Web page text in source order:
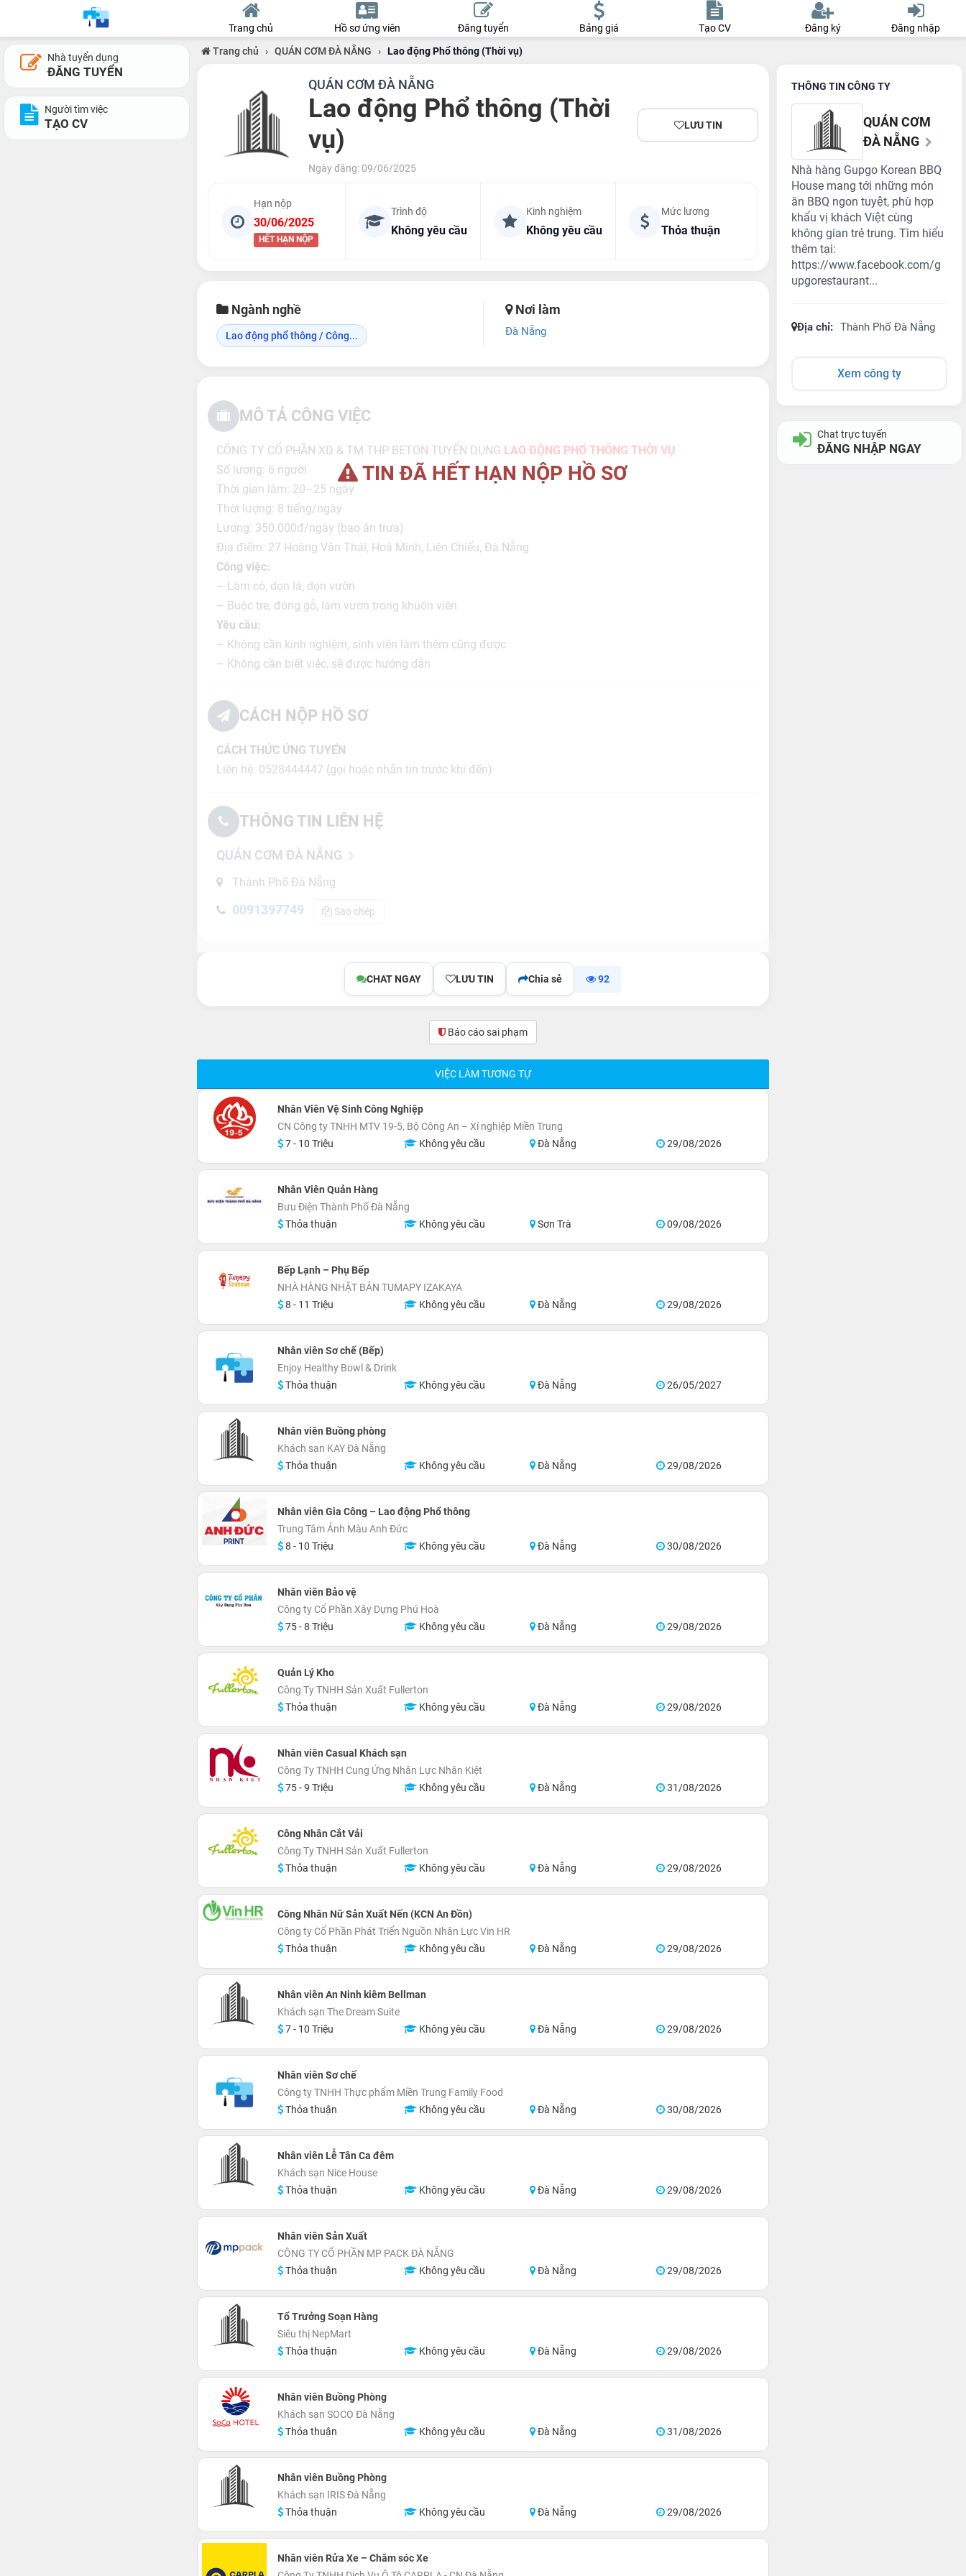
Trang chủ Hồ sơ ứng viên Đăng tuyển Bảng giá Tạo CV Đăng ký Đăng nhập
Nhà tuyển dụng
ĐĂNG TUYỂN
Người tìm việc
TẠO CV
Trang chủ › QUÁN CƠM ĐÀ NẴNG › Lao động Phổ thông (Thời vụ)
QUÁN CƠM ĐÀ NẴNG
Lao động Phổ thông (Thời
vụ)
Ngày đăng: 09/06/2025
LƯU TIN
Hạn nộp
30/06/2025
HẾT HẠN NỘP
Trình độ
Không yêu cầu
Kinh nghiệm
Không yêu cầu
Mức lương
Thỏa thuận
Ngành nghề
Lao động phổ thông / Công...
Nơi làm
Đà Nẵng
TIN ĐÃ HẾT HẠN NỘP HỒ SƠ
MÔ TẢ CÔNG VIỆC
CÔNG TY CỔ PHẦN XD & TM THP BETON TUYỂN DỤNG LAO ĐỘNG PHỔ THÔNG THỜI VỤ
Số lượng: 6 người
Thời gian làm: 20–25 ngày
Thời lượng: 8 tiếng/ngày
Lương: 350.000đ/ngày (bao ăn trưa)
Địa điểm: 27 Hoàng Văn Thái, Hoà Minh, Liên Chiểu, Đà Nẵng
Công việc:
– Làm cỏ, dọn lá, dọn vườn
– Buộc tre, đóng gỗ, làm vườn trong khuôn viên
Yêu cầu:
– Không cần kinh nghiệm, sinh viên làm thêm cũng được
– Không cần biết việc, sẽ được hướng dẫn
CÁCH NỘP HỒ SƠ
CÁCH THỨC ỨNG TUYỂN
Liên hệ: 0528444447 (gọi hoặc nhắn tin trước khi đến)
THÔNG TIN LIÊN HỆ
QUÁN CƠM ĐÀ NẴNG
Thành Phố Đà Nẵng
0091397749 Sao chép
CHAT NGAY LƯU TIN Chia sẻ 92
Báo cáo sai phạm
VIỆC LÀM TƯƠNG TỰ
Nhân Viên Vệ Sinh Công Nghiệp
CN Công ty TNHH MTV 19-5, Bộ Công An – Xí nghiệp Miền Trung
7 - 10 Triệu
Không yêu cầu Đà Nẵng 29/08/2026
Nhân Viên Quản Hàng
Bưu Điện Thành Phố Đà Nẵng
Thỏa thuận
Không yêu cầu Sơn Trà 09/08/2026
Bếp Lạnh – Phụ Bếp
NHÀ HÀNG NHẬT BẢN TUMAPY IZAKAYA
8 - 11 Triệu
Không yêu cầu Đà Nẵng 29/08/2026
Nhân viên Sơ chế (Bếp)
Enjoy Healthy Bowl & Drink
Thỏa thuận
Không yêu cầu Đà Nẵng 26/05/2027
Nhân viên Buồng phòng
Khách sạn KAY Đà Nẵng
Thỏa thuận
Không yêu cầu Đà Nẵng 29/08/2026
Nhân viên Gia Công – Lao động Phổ thông
Trung Tâm Ảnh Màu Anh Đức
8 - 10 Triệu
Không yêu cầu Đà Nẵng 30/08/2026
Nhân viên Bảo vệ
Công ty Cổ Phần Xây Dựng Phú Hoà
75 - 8 Triệu
Không yêu cầu Đà Nẵng 29/08/2026
Quản Lý Kho
Công Ty TNHH Sản Xuất Fullerton
Thỏa thuận
Không yêu cầu Đà Nẵng 29/08/2026
Nhân viên Casual Khách sạn
Công Ty TNHH Cung Ứng Nhân Lực Nhân Kiệt
75 - 9 Triệu
Không yêu cầu Đà Nẵng 31/08/2026
Công Nhân Cắt Vải
Công Ty TNHH Sản Xuất Fullerton
Thỏa thuận
Không yêu cầu Đà Nẵng 29/08/2026
Công Nhân Nữ Sản Xuất Nến (KCN An Đồn)
Công ty Cổ Phần Phát Triển Nguồn Nhân Lực Vin HR
Thỏa thuận
Không yêu cầu Đà Nẵng 29/08/2026
Nhân viên An Ninh kiêm Bellman
Khách sạn The Dream Suite
7 - 10 Triệu
Không yêu cầu Đà Nẵng 29/08/2026
Nhân viên Sơ chế
Công ty TNHH Thực phẩm Miền Trung Family Food
Thỏa thuận
Không yêu cầu Đà Nẵng 30/08/2026
Nhân viên Lễ Tân Ca đêm
Khách sạn Nice House
Thỏa thuận
Không yêu cầu Đà Nẵng 29/08/2026
Nhân viên Sản Xuất
CÔNG TY CỔ PHẦN MP PACK ĐÀ NẴNG
Thỏa thuận
Không yêu cầu Đà Nẵng 29/08/2026
Tổ Trưởng Soạn Hàng
Siêu thị NepMart
Thỏa thuận
Không yêu cầu Đà Nẵng 29/08/2026
Nhân viên Buồng Phòng
Khách sạn SOCO Đà Nẵng
Thỏa thuận
Không yêu cầu Đà Nẵng 31/08/2026
Nhân viên Buồng Phòng
Khách sạn IRIS Đà Nẵng
Thỏa thuận
Không yêu cầu Đà Nẵng 29/08/2026
Nhân viên Rửa Xe – Chăm sóc Xe
THÔNG TIN CÔNG TY
QUÁN CƠM
ĐÀ NẴNG
Nhà hàng Gupgo Korean BBQ
House mang tới những món
ăn BBQ ngon tuyệt, phù hợp
khẩu vị khách Việt cùng
không gian trẻ trung. Tìm hiểu
thêm tại:
https://www.facebook.com/g
upgorestaurant...
Địa chỉ: Thành Phố Đà Nẵng
Xem công ty
Chat trực tuyến
ĐĂNG NHẬP NGAY